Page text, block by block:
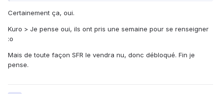
Certainement ça, oui.
Kuro > Je pense oui, ils ont pris une semaine pour se renseigner
:o
Mais de toute façon SFR le vendra nu, donc débloqué. Fin je
pense.